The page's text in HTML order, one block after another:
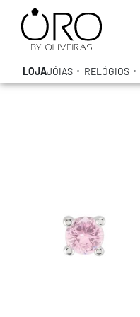
LOJAJÓIAS RELÓGIOS